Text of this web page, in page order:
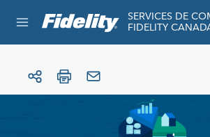
SERVICES DE
FIDELITY